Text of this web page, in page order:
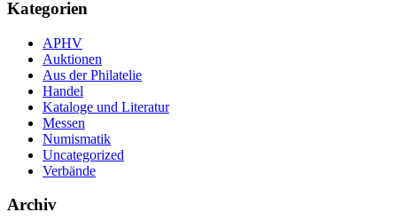
Kategorien
APHV
Auktionen
Aus der Philatelie
Handel
Kataloge und Literatur
Messen
Numismatik
Uncategorized
Verbände
Archiv